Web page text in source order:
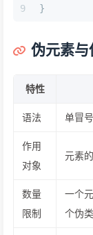
9
}
伪元素与
特性
语法 单冒号
作用
对象
元素
数量
限制
一个
个伪类